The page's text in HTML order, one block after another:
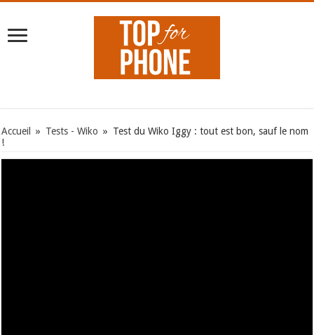
Accueil » Tests - Wiko » Test du Wiko Iggy : tout est bon, sauf le nom
!